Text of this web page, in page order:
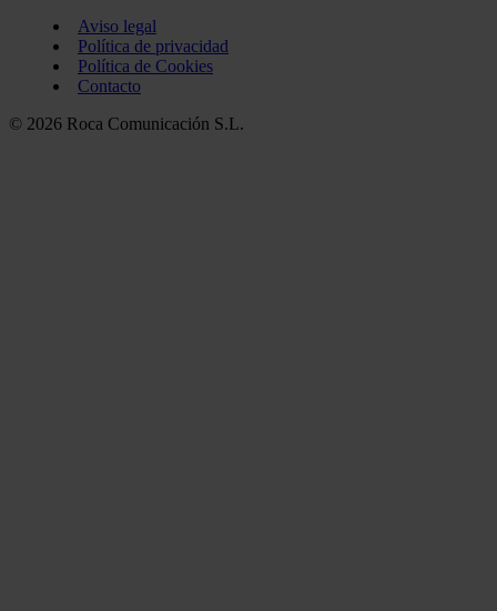
Aviso legal
Política de privacidad
Política de Cookies
Contacto
© 2026 Roca Comunicación S.L.